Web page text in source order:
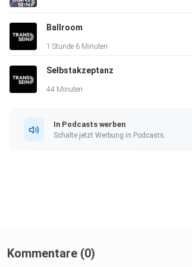
Alles läuft hier ehrenamtlich und ohne
ihr gerne Freund*innen den Podcast
Bewertung dalassen. Wir freuen uns.
Ballroom
1 Stunde 6 Minuten
Selbstakzeptanz
44 Minuten
In Podcasts werben
Schalte jetzt Werbung in Podcasts.
Kommentare (0)